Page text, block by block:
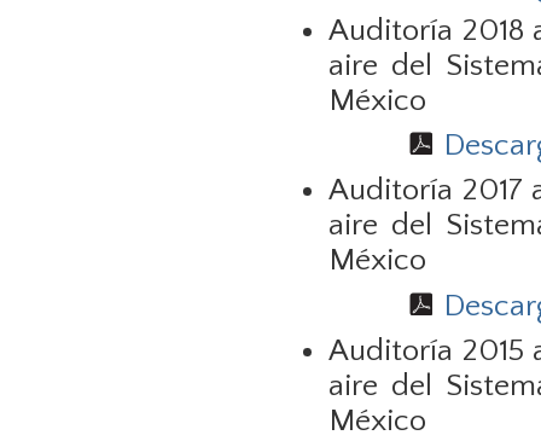
Auditoría 2018
aire del
México
Auditoría 2017
aire del
México
Auditoría 2015
aire del
México